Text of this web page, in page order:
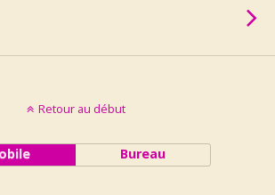
Retour au début
Bureau